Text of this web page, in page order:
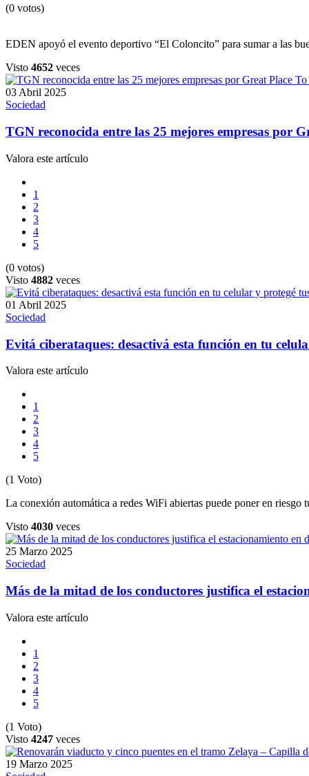
(0 votos)
EDEN apoyó el evento deportivo “El Coloncito” para sumar a las
Visto 4652 veces
03 Abril 2025
Sociedad
TGN reconocida entre las 25 mejores empresas por
Valora este artículo
1
2
3
4
5
(0 votos)
Visto 4882 veces
01 Abril 2025
Sociedad
Evitá ciberataques: desactivá esta función en tu
Valora este artículo
1
2
3
4
5
(1 Voto)
La conexión automática a redes WiFi abiertas puede poner en
Visto 4030 veces
25 Marzo 2025
Sociedad
Más de la mitad de los conductores justifica el
Valora este artículo
1
2
3
4
5
(1 Voto)
Visto 4247 veces
19 Marzo 2025